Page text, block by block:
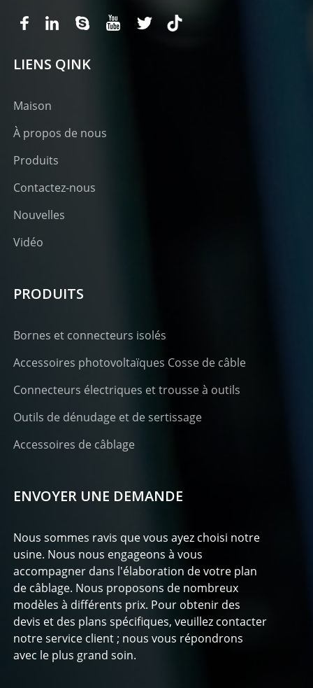
LIENS QINK
Maison
À propos de nous
Produits
Contactez-nous
Nouvelles
Vidéo
PRODUITS
Bornes et connecteurs isolés
Accessoires photovoltaïques Cosse de câble
Connecteurs électriques et trousse à outils
Outils de dénudage et de sertissage
Accessoires de câblage
ENVOYER UNE DEMANDE
Nous sommes ravis que vous ayez choisi notre
usine. Nous nous engageons à vous
accompagner dans l'élaboration de votre plan
de câblage. Nous proposons de nombreux
modèles à différents prix. Pour obtenir des
devis et des plans spécifiques, veuillez contacter
notre service client ; nous vous répondrons
avec le plus grand soin.